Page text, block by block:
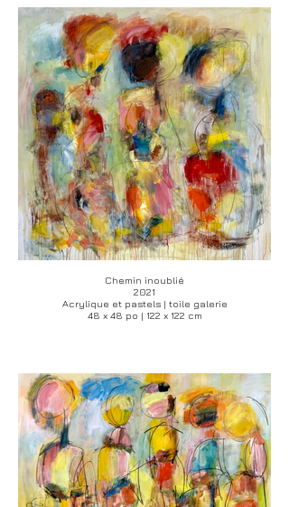
Chemin inoublié
2021
Acrylique et pastels | toile galerie
48 x 48 po | 122 x 122 cm